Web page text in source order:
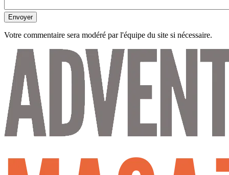
Envoyer
Votre commentaire sera modéré par l'équipe du site si nécessaire.